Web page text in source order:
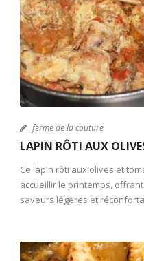
ferme de la couture
LAPIN RÔTI AUX
Ce lapin rôti aux olives et
accueillir le printemps,
saveurs légères et